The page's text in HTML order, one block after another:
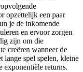
opzettelijk een paar
je de inkomende
en ervoor zorgen
zijn om die
creëren wanneer de
lange spel spelen, kleine
exponentiële returns.